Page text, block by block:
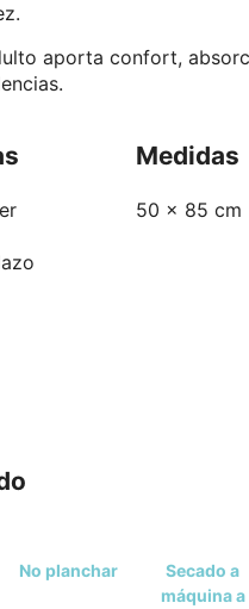
aporta confort,
Medidas
50 x 85 cm
No planchar
Secado a
máquina a